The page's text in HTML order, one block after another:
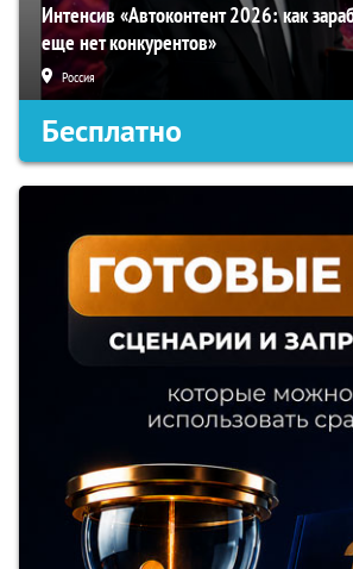
Интенсив «Автоконтент 2026: как
еще нет конкурентов»
Россия
Бесплатно